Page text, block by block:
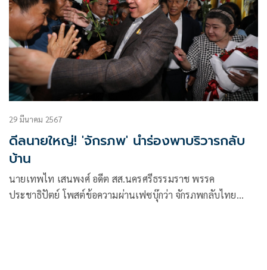
29 มีนาคม 2567
ดีลนายใหญ่! 'จักรภพ' นำร่องพาบริวารกลับ
บ้าน
นายเทพไท เสนพงศ์ อดีต สส.นครศรีธรรมราช พรรค
ประชาธิปัตย์ โพสต์ข้อความผ่านเฟซบุ๊กว่า จักรภพกลับไทย